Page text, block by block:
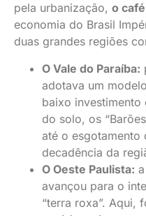
pela urbanização, o
economia do Brasil
duas grandes regiões
O Vale do Paraíba:
adotava um
baixo investimento
do solo, os
até o esgotamento
decadência da
O Oeste Paulista:
avançou para o
“terra roxa”. Aqui,